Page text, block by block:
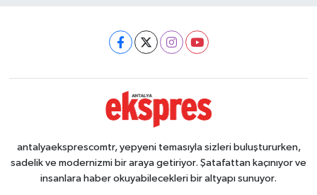
antalyaeksprescomtr, yepyeni temasıyla sizleri buluştururken,
sadelik ve modernizmi bir araya getiriyor. Şatafattan kaçınıyor ve
insanlara haber okuyabilecekleri bir altyapı sunuyor.